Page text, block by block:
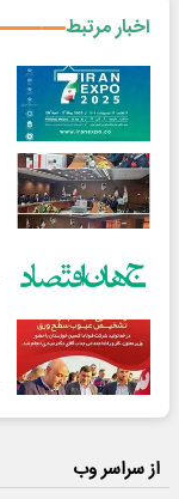
اخبار مرتبط
از سراسر وب